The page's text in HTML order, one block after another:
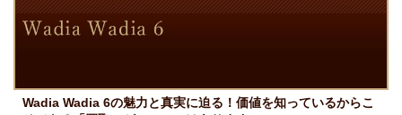
Wadia Wadia 6の魅力と真実に迫る！価値を知っているからこ